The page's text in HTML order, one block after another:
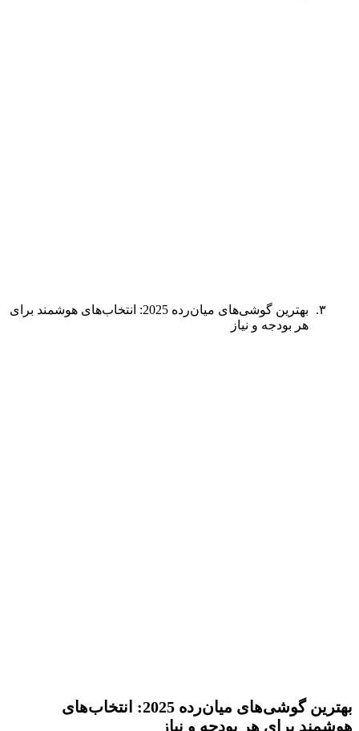
بهترین گوشی‌های میان‌رده 2025: انتخاب‌های هوشمند برای
هر بودجه و نیاز
بهترین گوشی‌های میان‌رده 2025: انتخاب‌های
هوشمند برای هر بودجه و نیاز